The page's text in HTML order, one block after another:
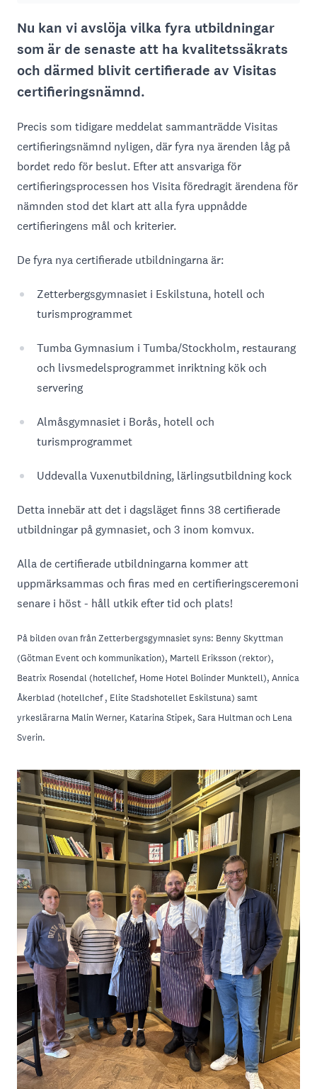
Nu kan vi avslöja vilka fyra utbildningar
som är de senaste att ha kvalitetssäkrats
och därmed blivit certifierade av Visitas
certifieringsnämnd.
Precis som tidigare meddelat sammanträdde Visitas
certifieringsnämnd nyligen, där fyra nya ärenden låg på
bordet redo för beslut. Efter att ansvariga för
certifieringsprocessen hos Visita föredragit ärendena för
nämnden stod det klart att alla fyra uppnådde
certifieringens mål och kriterier.
De fyra nya certifierade utbildningarna är:
Zetterbergsgymnasiet i Eskilstuna, hotell och
turismprogrammet
Tumba Gymnasium i Tumba/Stockholm, restaurang
och livsmedelsprogrammet inriktning kök och
servering
Almåsgymnasiet i Borås, hotell och
turismprogrammet
Uddevalla Vuxenutbildning, lärlingsutbildning kock
Detta innebär att det i dagsläget finns 38 certifierade
utbildningar på gymnasiet, och 3 inom komvux.
Alla de certifierade utbildningarna kommer att
uppmärksammas och firas med en certifieringsceremoni
senare i höst - håll utkik efter tid och plats!
På bilden ovan från Zetterbergsgymnasiet syns: Benny Skyttman
(Götman Event och kommunikation), Martell Eriksson (rektor),
Beatrix Rosendal (hotellchef, Home Hotel Bolinder Munktell), Annica
Åkerblad (hotellchef , Elite Stadshotellet Eskilstuna) samt
yrkeslärarna Malin Werner, Katarina Stipek, Sara Hultman och Lena
Sverin.